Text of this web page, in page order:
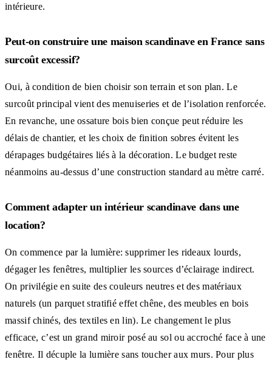
intérieure.
Peut-on construire une maison scandinave en France sans
surcoût excessif?
Oui, à condition de bien choisir son terrain et son plan. Le
surcoût principal vient des menuiseries et de l’isolation renforcée.
En revanche, une ossature bois bien conçue peut réduire les
délais de chantier, et les choix de finition sobres évitent les
dérapages budgétaires liés à la décoration. Le budget reste
néanmoins au-dessus d’une construction standard au mètre carré.
Comment adapter un intérieur scandinave dans une
location?
On commence par la lumière: supprimer les rideaux lourds,
dégager les fenêtres, multiplier les sources d’éclairage indirect.
On privilégie en suite des couleurs neutres et des matériaux
naturels (un parquet stratifié effet chêne, des meubles en bois
massif chinés, des textiles en lin). Le changement le plus
efficace, c’est un grand miroir posé au sol ou accroché face à une
fenêtre. Il décuple la lumière sans toucher aux murs. Pour plus